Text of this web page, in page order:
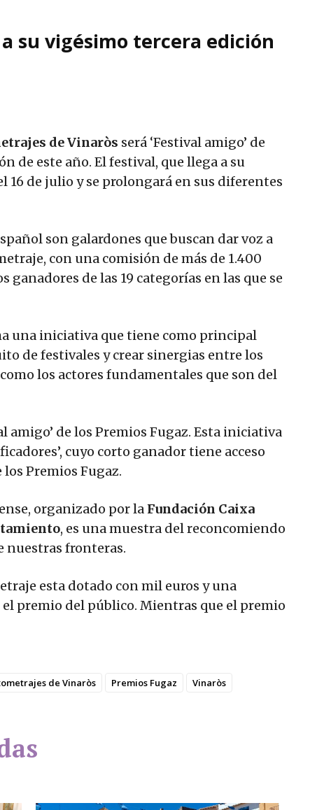
su vigésimo tercera edición
de Vinaròs será ‘Festival amigo’ de
de este año. El festival, que llega a su
16 de julio y se prolongará en sus diferentes
son galardones que buscan dar voz a
con una comisión de más de 1.400
ganadores de las 19 categorías en las que se
una iniciativa que tiene como principal
de festivales y crear sinergias entre los
los actores fundamentales que son del
amigo’ de los Premios Fugaz. Esta iniciativa
cuyo corto ganador tiene acceso
Premios Fugaz.
organizado por la Fundación Caixa
, es una muestra del reconcomiendo
nuestras fronteras.
esta dotado con mil euros y una
premio del público. Mientras que el premio
de Vinaròs Premios Fugaz Vinaròs